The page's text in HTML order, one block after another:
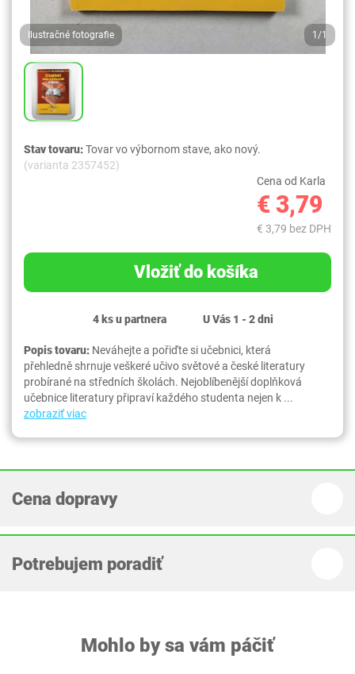
Ilustračné fotografie 1/1
Stav tovaru:Tovar vo výbornom stave, ako nový.
(varianta 2357452)
Cena od Karla
€ 3,79
€ 3,79 bez DPH
Vložiť do košíka
4 ks u partnera U Vás 1 - 2 dni
Popis tovaru: Neváhejte a pořiďte si učebnici, která
přehledně shrnuje veškeré učivo světové a české literatury
probírané na středních školách. Nejoblíbenější doplňková
učebnice literatury připraví každého studenta nejen k ...
zobraziť viac
Cena dopravy
Potrebujem poradiť
Mohlo by sa vám páčiť